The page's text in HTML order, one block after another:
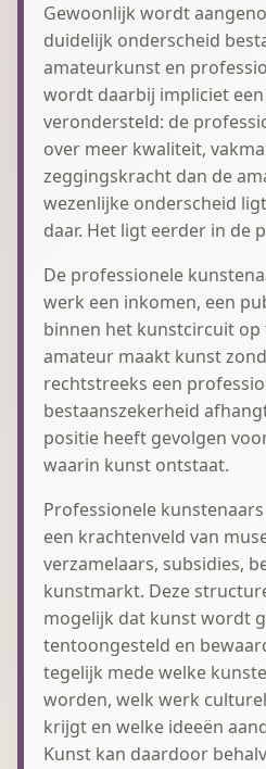
Gewoonlijk wordt
duidelijk onderscheid
amateurkunst en
wordt daarbij impliciet
verondersteld: de
over meer kwaliteit,
zeggingskracht dan de
wezenlijke onderscheid
daar. Het ligt eerder in de
De professionele
werk een inkomen, een
binnen het kunstcircuit op
amateur maakt kunst
rechtstreeks een
bestaanszekerheid
positie heeft gevolgen
waarin kunst ontstaat.
Professionele
een krachtenveld van
verzamelaars, subsidies,
kunstmarkt. Deze
mogelijk dat kunst wordt
tentoongesteld en
tegelijk mede welke
worden, welk werk
krijgt en welke ideeën
Kunst kan daardoor